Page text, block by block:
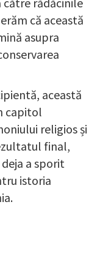
că această
asupra
această
capitol
religios și
final,
a sporit
istoria